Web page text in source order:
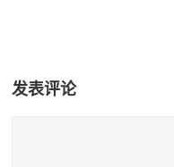
发表评论